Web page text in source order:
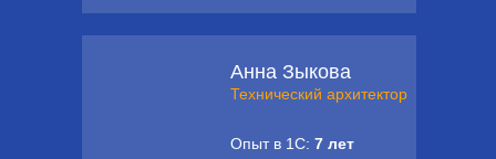
Анна Зыкова
Технический архитектор
Опыт в 1С: 7 лет